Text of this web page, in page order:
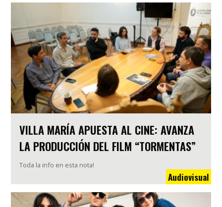
VILLA MARÍA APUESTA AL CINE: AVANZA
LA PRODUCCIÓN DEL FILM “TORMENTAS”
Toda la info en esta nota!
Audiovisual